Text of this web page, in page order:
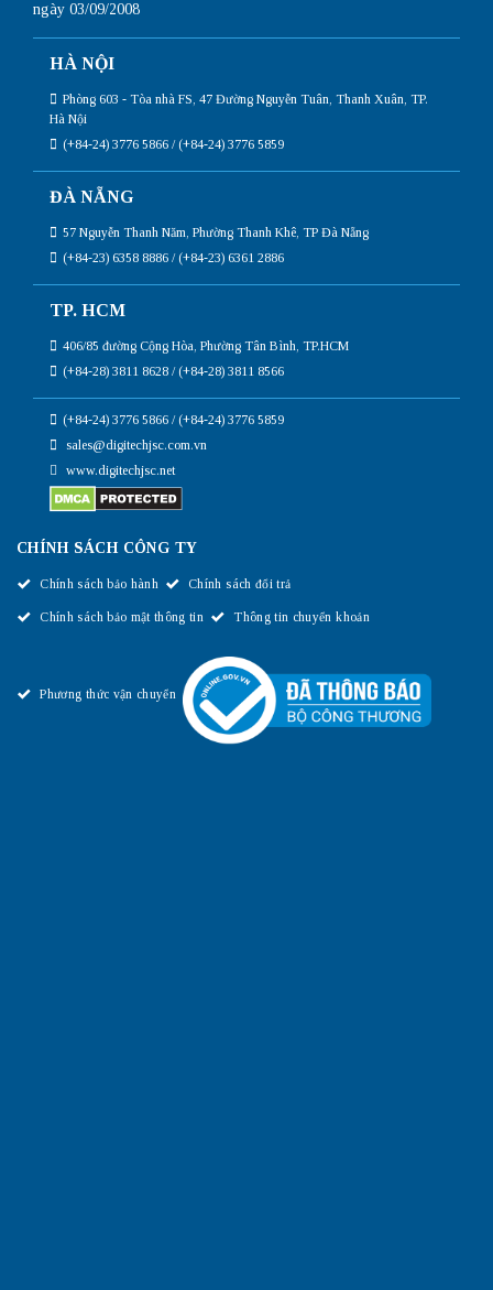
ngày 03/09/2008
HÀ NỘI
Phòng 603 - Tòa nhà FS, 47 Đường Nguyễn Tuân, Thanh Xuân, TP.
Hà Nội
(+84-24) 3776 5866 / (+84-24) 3776 5859
ĐÀ NẴNG
57 Nguyễn Thanh Năm, Phường Thanh Khê, TP Đà Nẵng
(+84-23) 6358 8886 / (+84-23) 6361 2886
TP. HCM
406/85 đường Cộng Hòa, Phường Tân Bình, TP.HCM
(+84-28) 3811 8628 / (+84-28) 3811 8566
(+84-24) 3776 5866 / (+84-24) 3776 5859
sales@digitechjsc.com.vn
www.digitechjsc.net
CHÍNH SÁCH CÔNG TY
Chính sách bảo hành Chính sách đổi trả
Chính sách bảo mật thông tin Thông tin chuyển khoản
Phương thức vận chuyển